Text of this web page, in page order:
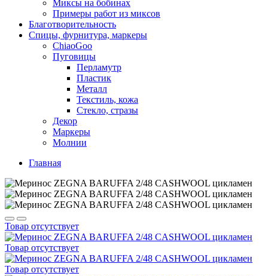
Миксы на бобинах
Примеры работ из миксов
Благотворительность
Спицы, фурнитура, маркеры
ChiaoGoo
Пуговицы
Перламутр
Пластик
Металл
Текстиль, кожа
Стекло, стразы
Декор
Маркеры
Молнии
Главная
Товар отсутствует
Товар отсутствует
Товар отсутствует